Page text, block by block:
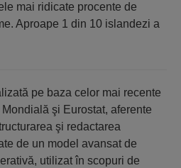
mai ridicate procente de
Aproape 1 din 10 islandezi a
pe baza celor mai recente
şi Eurostat, aferente
şi redactarea
de un model avansat de
utilizat în scopuri de